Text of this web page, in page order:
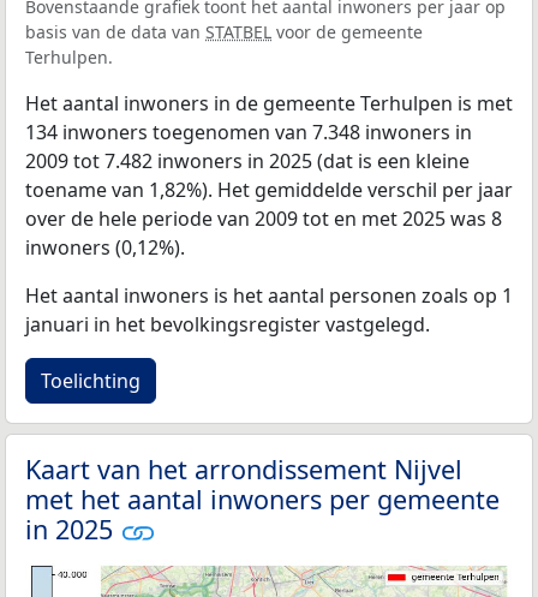
Bovenstaande grafiek toont het aantal inwoners per jaar op
basis van de data van STATBEL voor de gemeente
Terhulpen.
Het aantal inwoners in de gemeente Terhulpen is met
134 inwoners toegenomen van 7.348 inwoners in
2009 tot 7.482 inwoners in 2025 (dat is een kleine
toename van 1,82%). Het gemiddelde verschil per jaar
over de hele periode van 2009 tot en met 2025 was 8
inwoners (0,12%).
Het aantal inwoners is het aantal personen zoals op 1
januari in het bevolkingsregister vastgelegd.
Toelichting
Kaart van het arrondissement Nijvel
met het aantal inwoners per gemeente
in 2025